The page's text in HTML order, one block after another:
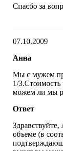
Спасбо за
07.10.2009
Анна
Мы с мужем
1/3.Стоимость
можем ли мы
Ответ
объеме (в